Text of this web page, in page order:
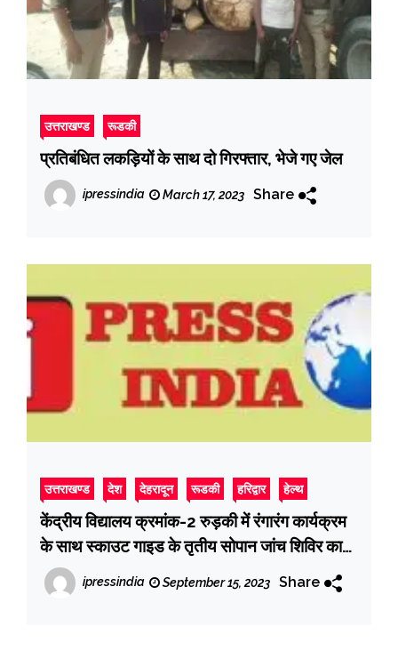
उत्तराखण्ड रूडकी
प्रतिबंधित लकड़ियों के साथ दो गिरफ्तार, भेजे गए जेल
ipressindia March 17, 2023 Share
उत्तराखण्ड देश देहरादून रूडकी हरिद्वार हेल्थ
केंद्रीय विद्यालय क्रमांक-2 रुड़की में रंगारंग कार्यक्रम
के साथ स्काउट गाइड के तृतीय सोपान जांच शिविर का
आरंभ हुआ
ipressindia September 15, 2023 Share